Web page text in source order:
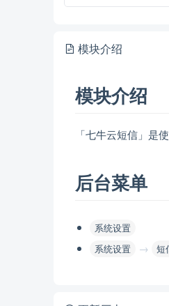
模块介绍
模块介绍
「七牛云短信」是
后台菜单
系统设置
系统设置
→ 短